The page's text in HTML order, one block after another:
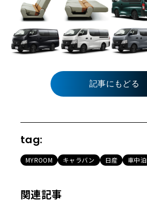
記事にもどる
tag:
MYROOM キャラバン 日産 車中泊
関連記事